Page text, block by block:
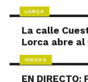
LORCA
La calle
Lorca abre
VÍDEOS
EN